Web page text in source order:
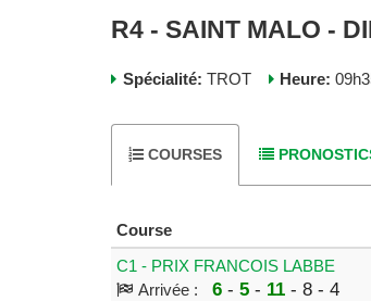
R4 - SAINT MALO -
Spécialité: TROT Heure:
COURSES
Course
C1 - PRIX FRANCOIS LABBE
Arrivée :
6- 5- 11- 8 - 4